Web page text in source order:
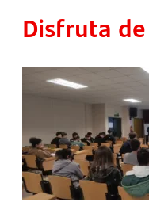
Disfruta